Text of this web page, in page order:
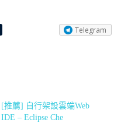
Telegram
[推薦] 自行架設雲端Web
IDE – Eclipse Che